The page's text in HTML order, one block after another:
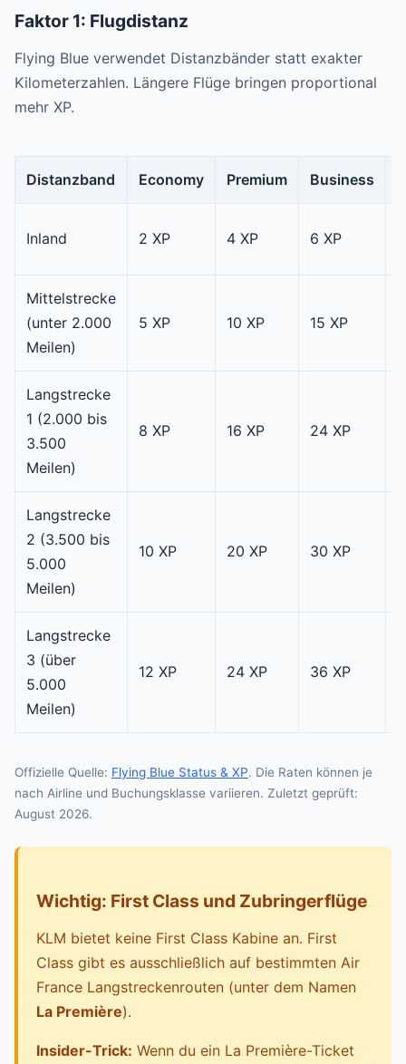
Faktor 1: Flugdistanz
Flying Blue verwendet Distanzbänder statt exakter
Kilometerzahlen. Längere Flüge bringen proportional
mehr XP.
Distanzband Economy Premium Business
Inland 2 XP 4 XP 6 XP
Mittelstrecke
(unter 2.000
Meilen)
5 XP 10 XP 15 XP
Langstrecke
1 (2.000 bis
3.500
Meilen)
8 XP 16 XP 24 XP
Langstrecke
2 (3.500 bis
5.000
Meilen)
10 XP 20 XP 30 XP
Langstrecke
3 (über
5.000
Meilen)
12 XP 24 XP 36 XP
Offizielle Quelle: Flying Blue Status & XP. Die Raten können je
nach Airline und Buchungsklasse variieren. Zuletzt geprüft:
August 2026.
Wichtig: First Class und Zubringerflüge
KLM bietet keine First Class Kabine an. First
Class gibt es ausschließlich auf bestimmten Air
France Langstreckenrouten (unter dem Namen
La Première).
Insider-Trick: Wenn du ein La Première-Ticket